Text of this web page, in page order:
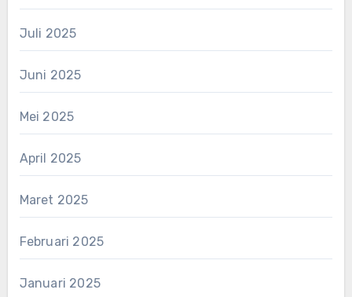
Juli 2025
Juni 2025
Mei 2025
April 2025
Maret 2025
Februari 2025
Januari 2025